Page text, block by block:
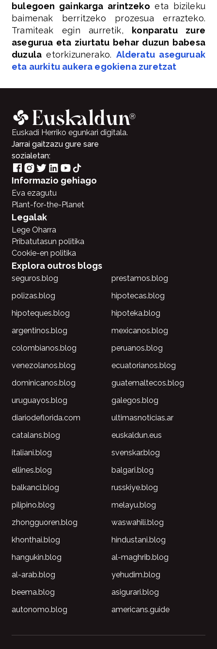
bulegoen gainkarga arintzeko eta bizileku
baimenak berritzeko prozesua errazteko.
Tramiteak egin aurretik,
konparatu zure
asegurua eta ziurtatu behar duzun babesa
duzula etorkizunerako. Alderatu aseguruak
eta aurkitu aukera egokiena zuretzat
Euskadi Herriko egunkari digitala.
Jarrai gaitzazu gure sare
sozialetan:
Informazio gehiago
Eva ezagutu
Plant-for-the-Planet
Legalak
Lege Oharra
Pribatutasun politika
Cookie-en politika
Explora outros blogs
seguros.blog
prestamos.blog
polizas.blog
hipotecas.blog
hipoteques.blog
hipoteka.blog
argentinos.blog
mexicanos.blog
colombianos.blog
peruanos.blog
venezolanos.blog
ecuatorianos.blog
dominicanos.blog
guatemaltecos.blog
uruguayos.blog
galegos.blog
diariodeflorida.com
ultimasnoticias.ar
catalans.blog
euskaldun.eus
italiani.blog
svenskar.blog
ellines.blog
balgari.blog
balkanci.blog
russkiye.blog
pilipino.blog
melayu.blog
zhongguoren.blog
waswahili.blog
khonthai.blog
hindustani.blog
hangukin.blog
al-maghrib.blog
al-arab.blog
yehudim.blog
beema.blog
asigurari.blog
autonomo.blog
americans.guide